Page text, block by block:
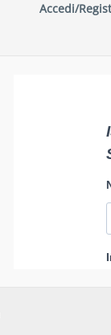
Accedi/